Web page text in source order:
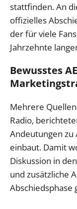
stattfinden. An
offizielles
der für viele
Jahrzehnte
Bewusstes
Mehrere
Radio,
Andeutungen zu
einbaut. Damit
Diskussion in
und zusätzliche
Abschiedsphase